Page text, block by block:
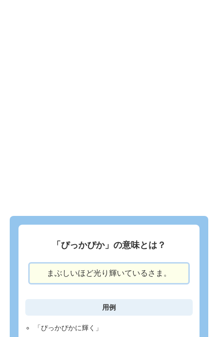
「ぴっかぴか」の意味とは？
まぶしいほど光り輝いているさま。
用例
「ぴっかぴかに輝く」